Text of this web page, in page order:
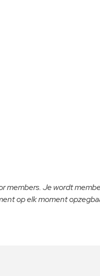
members. Je wordt
op elk moment